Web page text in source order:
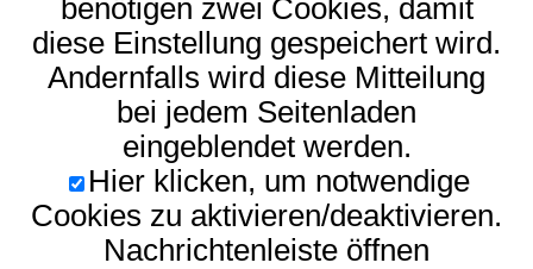
benötigen zwei Cookies, damit
diese Einstellung gespeichert wird.
Andernfalls wird diese Mitteilung
bei jedem Seitenladen
eingeblendet werden.
Hier klicken, um notwendige
Cookies zu aktivieren/deaktivieren.
Nachrichtenleiste öffnen